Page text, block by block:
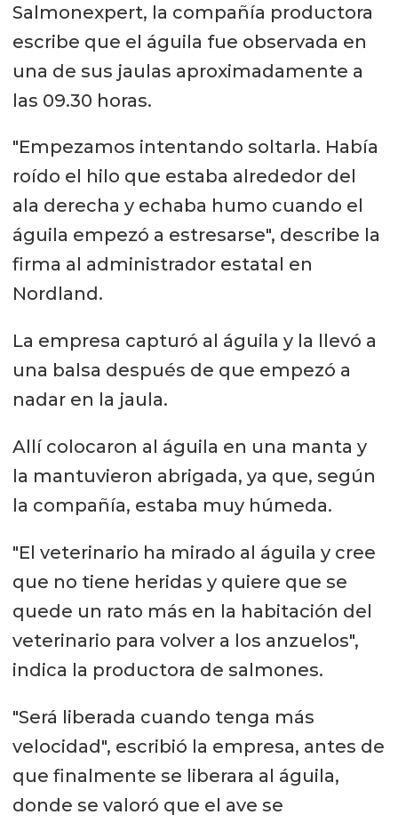
Salmonexpert, la compañía productora
escribe que el águila fue observada en
una de sus jaulas aproximadamente a
las 09.30 horas.
"Empezamos intentando soltarla. Había
roído el hilo que estaba alrededor del
ala derecha y echaba humo cuando el
águila empezó a estresarse", describe la
firma al administrador estatal en
Nordland.
La empresa capturó al águila y la llevó a
una balsa después de que empezó a
nadar en la jaula.
Allí colocaron al águila en una manta y
la mantuvieron abrigada, ya que, según
la compañía, estaba muy húmeda.
"El veterinario ha mirado al águila y cree
que no tiene heridas y quiere que se
quede un rato más en la habitación del
veterinario para volver a los anzuelos",
indica la productora de salmones.
"Será liberada cuando tenga más
velocidad", escribió la empresa, antes de
que finalmente se liberara al águila,
donde se valoró que el ave se